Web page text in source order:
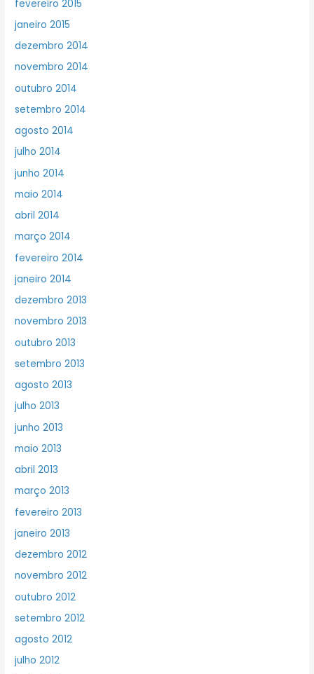
fevereiro 2015
janeiro 2015
dezembro 2014
novembro 2014
outubro 2014
setembro 2014
agosto 2014
julho 2014
junho 2014
maio 2014
abril 2014
março 2014
fevereiro 2014
janeiro 2014
dezembro 2013
novembro 2013
outubro 2013
setembro 2013
agosto 2013
julho 2013
junho 2013
maio 2013
abril 2013
março 2013
fevereiro 2013
janeiro 2013
dezembro 2012
novembro 2012
outubro 2012
setembro 2012
agosto 2012
julho 2012